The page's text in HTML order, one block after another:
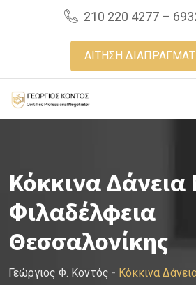
210 220 4277 –
ΑΙΤΗΣΗ
Κόκκινα Δάνεια
Φιλαδέλφεια
Θεσσαλονίκης
Γεώργιος Φ. Κοντός - Κόκκινα